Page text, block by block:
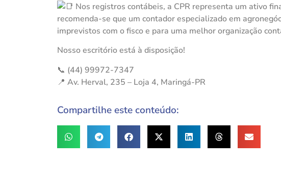
Nos registros contábeis, a CPR representa um ativo
recomenda-se que um contador especializado em
imprevistos com o fisco e para uma melhor organização
Nosso escritório está à disposição!
📞 (44) 99972-7347
📍 Av. Herval, 235 – Loja 4, Maringá-PR
Compartilhe este conteúdo: